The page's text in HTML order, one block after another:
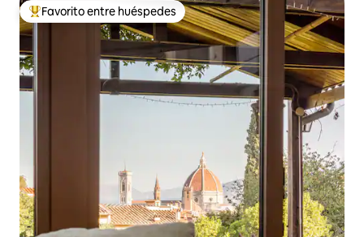
De los mejores en Favorito entre huéspedes
Favorito entre huéspedes